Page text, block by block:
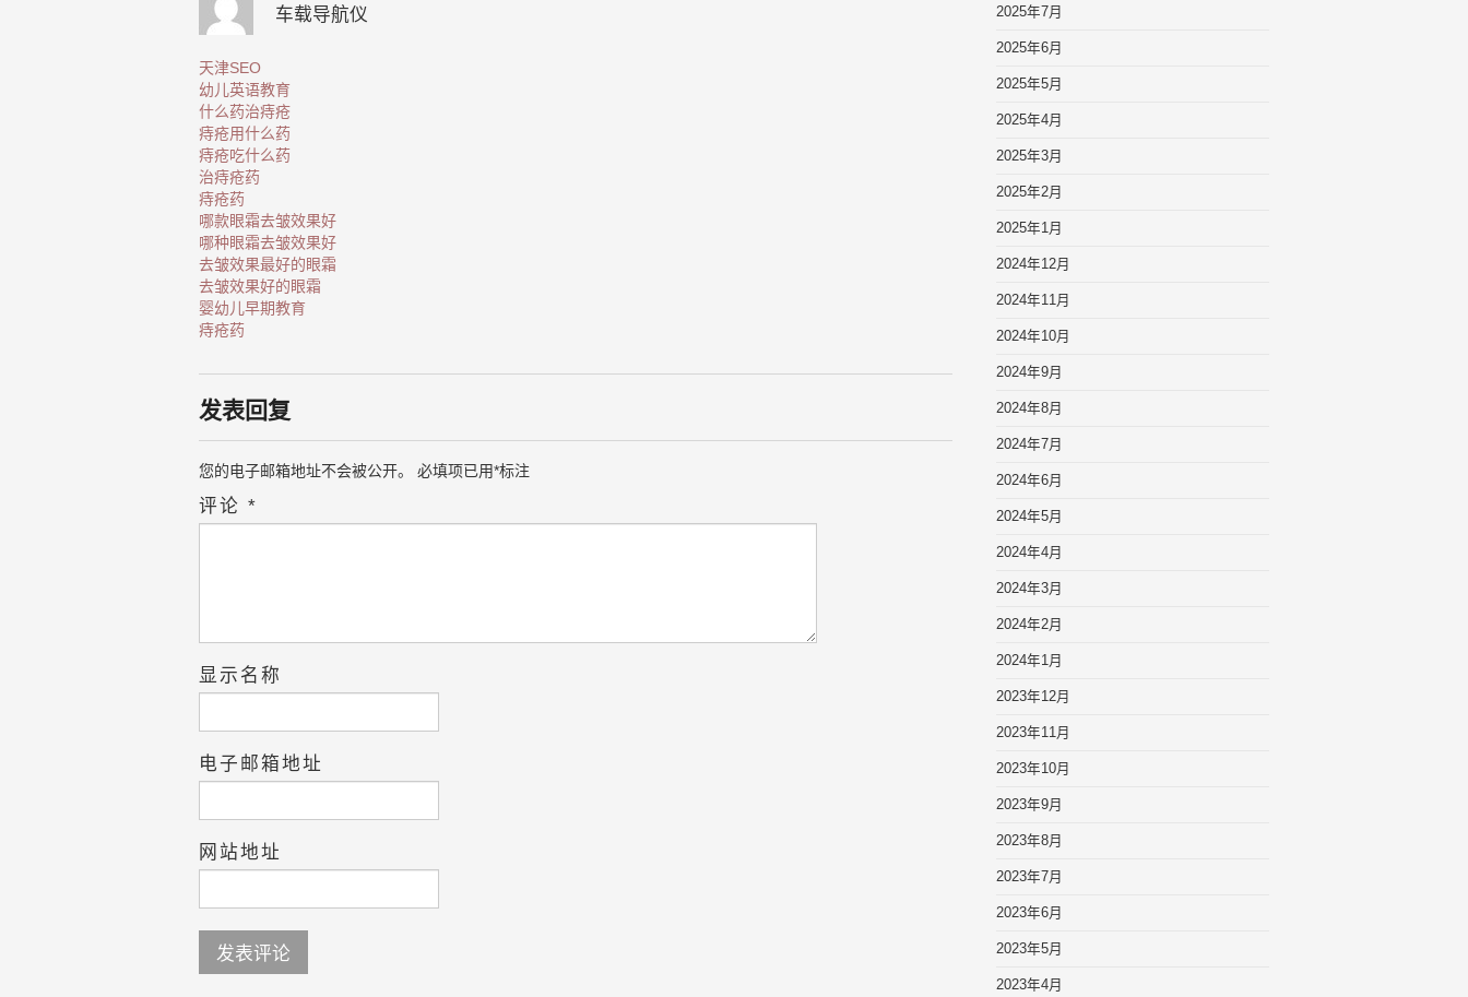
车载导航仪
天津SEO
幼儿英语教育
什么药治痔疮
痔疮用什么药
痔疮吃什么药
治痔疮药
痔疮药
哪款眼霜去皱效果好
哪种眼霜去皱效果好
去皱效果最好的眼霜
去皱效果好的眼霜
婴幼儿早期教育
痔疮药
发表回复
您的电子邮箱地址不会被公开。 必填项已用*标注
评论 *
显示名称
电子邮箱地址
网站地址
2025年7月
2025年6月
2025年5月
2025年4月
2025年3月
2025年2月
2025年1月
2024年12月
2024年11月
2024年10月
2024年9月
2024年8月
2024年7月
2024年6月
2024年5月
2024年4月
2024年3月
2024年2月
2024年1月
2023年12月
2023年11月
2023年10月
2023年9月
2023年8月
2023年7月
2023年6月
2023年5月
2023年4月